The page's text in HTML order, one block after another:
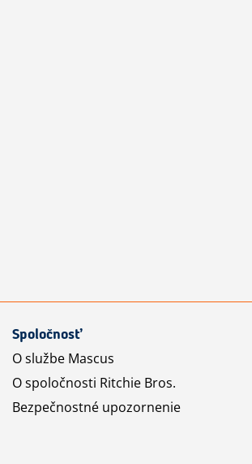
Spoločnosť
O službe Mascus
O spoločnosti Ritchie Bros.
Bezpečnostné upozornenie